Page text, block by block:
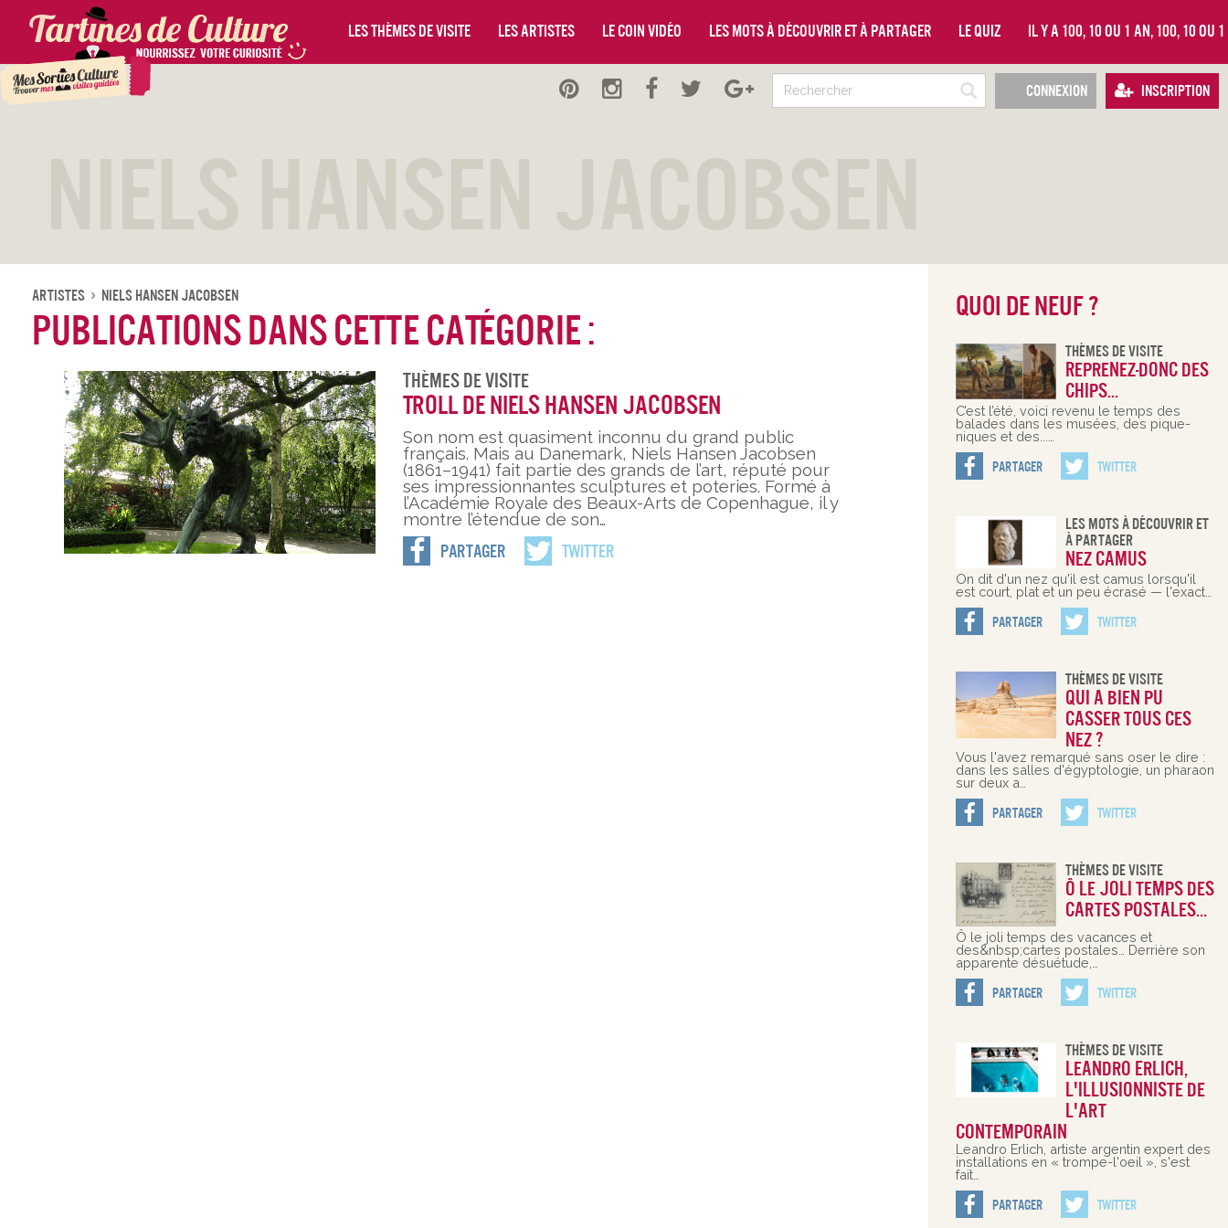
Les thèmes de visite Les artistes Le coin vidéo Les mots à découvrir et à partager Le quiz Il y a 100, 10 ou 1 an, 100, 10 ou
Connexion Inscription
Artistes Niels Hansen Jacobsen
Publications dans cette catégorie :
Thèmes De Visite
Troll de Niels Hansen Jacobsen
Son nom est quasiment inconnu du grand public
français. Mais au Danemark, Niels Hansen Jacobsen
(1861–1941) fait partie des grands de l’art, réputé pour
ses impressionnantes sculptures et poteries. Formé à
l’Académie Royale des Beaux-Arts de Copenhague, il y
montre l’étendue de son…
Partager Twitter
Quoi de neuf ?
Thèmes De Visite
Reprenez-donc des
chips...
C’est l’été, voici revenu le temps des
balades dans les musées, des pique-
niques et des...…
Partager Twitter
Les Mots À Découvrir Et
À Partager
Nez camus
On dit d'un nez qu'il est camus lorsqu'il
est court, plat et un peu écrasé — l'exact…
Partager Twitter
Thèmes De Visite
Qui a bien pu
casser tous ces
nez ?
Vous l'avez remarqué sans oser le dire :
dans les salles d'égyptologie, un pharaon
sur deux a…
Partager Twitter
Thèmes De Visite
Ô le joli temps des
cartes postales…
Ô le joli temps des vacances et
des&nbsp;cartes postales… Derrière son
apparente désuétude,…
Partager Twitter
Thèmes De Visite
Leandro Erlich,
l'illusionniste de
l'art
contemporain
Leandro Erlich, artiste argentin expert des
installations en « trompe-l'oeil », s'est
fait…
Partager Twitter